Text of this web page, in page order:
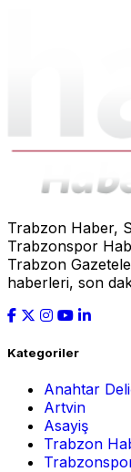
Trabzon Haber,
Trabzonspor
Trabzon
haberleri, son
Kategoriler
Anahtar
Artvin
Asayiş
Trabzon